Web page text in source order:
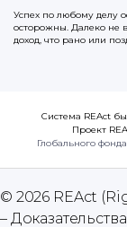
Успех по любому делу
осторожны. Далеко не
доход, что рано или
Система REAct
Проект
Глобального
© 2026 REAct
–